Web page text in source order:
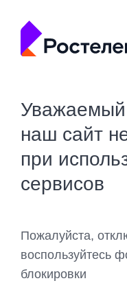
Уважаемый
наш сайт
при
сервисов
Пожалуйста,
воспользуйтесь
блокировки